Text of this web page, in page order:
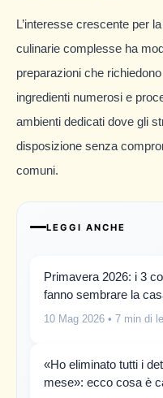
L’interesse crescente per la
culinarie complesse ha
preparazioni che
ingredienti numerosi e
ambienti dedicati dove gli
disposizione senza
comuni.
LEGGI ANCHE
Primavera 2026: i 3
fanno sembrare la
10 Mag 2026 • 7 min di
«Ho eliminato tutti i
mese»: ecco cosa è